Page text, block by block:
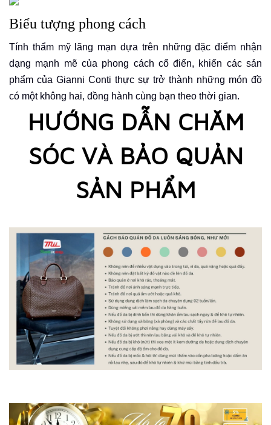
Biểu tượng phong cách
Tính thẩm mỹ lãng mạn dựa trên những đặc điểm nhận
dạng mạnh mẽ của phong cách cổ điển, khiến các sản
phẩm của Gianni Conti thực sự trở thành những món đồ
có một không hai, đồng hành cùng bạn theo thời gian.
HƯỚNG DẪN CHĂM
SÓC VÀ BẢO QUẢN
SẢN PHẨM